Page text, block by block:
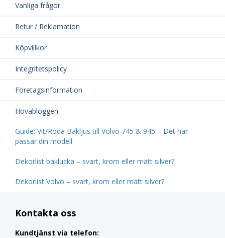
Vanliga frågor
Retur / Reklamation
Köpvillkor
Integritetspolicy
Företagsinformation
Hovabloggen
Guide: Vit/Röda Bakljus till Volvo 745 & 945 – Det här
passar din modell
Dekorlist baklucka – svart, krom eller matt silver?
Dekorlist Volvo – svart, krom eller matt silver?
Kontakta oss
Kundtjänst via telefon: